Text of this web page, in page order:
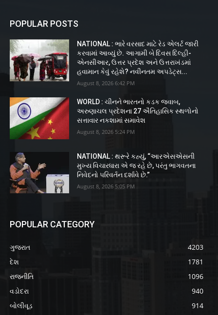
POPULAR POSTS
NATIONAL : ભારે વરસાદ માટે રેડ એલર્ટ જારી
કરવામાં આવ્યું છે. આગામી બે દિવસ દિલ્હી-
એનસીઆર, ઉત્તર પ્રદેશ અને ઉત્તરાખંડમાં
હવામાન કેવું રહેશે? નવીનતમ અપડેટ્સ...
August 8, 2026 6:42 PM
WORLD : ચીનને ભારતનો કડક જવાબ,
અરુણાચલ પ્રદેશના 27 ઐતિહાસિક સ્થળોનો
સત્તાવાર નકશામાં સમાવેશ
August 8, 2026 5:24 PM
NATIONAL : થરૂરે કહ્યું, “આરએસએસની
મુખ્ય વિચારધારા એ જ રહે છે, પરંતુ ભાગવતના
નિવેદનો પરિવર્તન દર્શાવે છે.”
August 8, 2026 5:05 PM
POPULAR CATEGORY
ગુજરાત
4203
દેશ
1781
રાજનીતિ
1096
વડોદરા
940
બોલીવૂડ
914